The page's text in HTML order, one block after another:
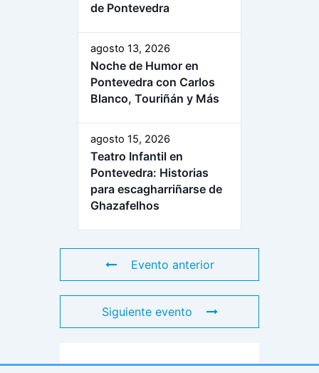
de Pontevedra
agosto 13, 2026
Noche de Humor en
Pontevedra con Carlos
Blanco, Touriñán y Más
agosto 15, 2026
Teatro Infantil en
Pontevedra: Historias
para escagharriñarse de
Ghazafelhos
Evento anterior
Siguiente evento